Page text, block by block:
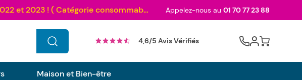
Au palmarès des meilleurs sites en 2024 et sacré n°1 en 2022 et 2023 ! ( Catégorie consommables) Appelez-nous au 01 70 77 23 88
4,6/5 Avis Vérifiés Cart
Maison et Bien-être